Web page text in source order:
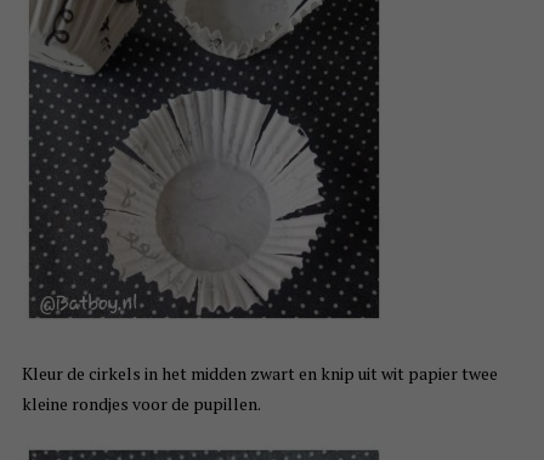
Kleur de cirkels in het midden zwart en knip uit wit papier twee
kleine rondjes voor de pupillen.